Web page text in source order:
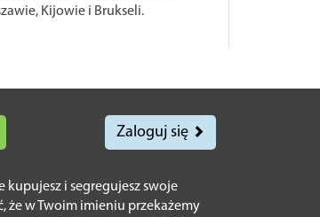
Kijowie i Brukseli.
Zaloguj się
kupujesz i segregujesz swoje
że w Twoim imieniu przekażemy